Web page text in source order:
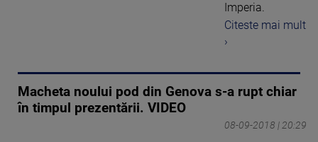
Imperia.
Citeste mai mult
›
Macheta noului pod din Genova s-a rupt chiar
în timpul prezentării. VIDEO
08-09-2018 | 20:29